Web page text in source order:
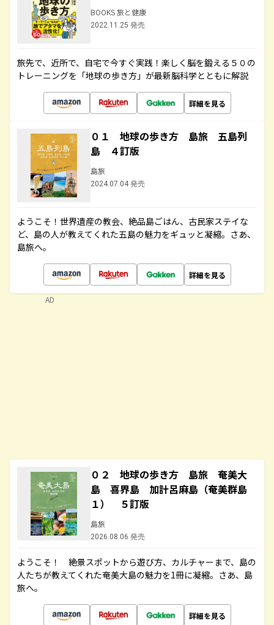
BOOKS 旅と健康
2022.11.25 発売
旅先で、近所で、自宅で今すぐ実践！楽しく脳を鍛える５０の
トレーニングを「地球の歩き方」が最新脳科学とともに解説
詳細を見る
０１ 地球の歩き方 島旅 五島列
島 ４訂版
島旅
2024.07.04 発売
ようこそ！世界遺産の教会、絶品島ごはん、古民家ステイな
ど、島の人が教えてくれた五島の魅力をギュッと凝縮。さあ、
島旅へ。
詳細を見る
０２ 地球の歩き方 島旅 奄美大
島 喜界島 加計呂麻島（奄美群島
１） ５訂版
島旅
2026.08.06 発売
ようこそ！ 絶景スポットから遊び方、カルチャーまで、島の
人たちが教えてくれた奄美大島の魅力を1冊に凝縮。さあ、島
旅へ。
詳細を見る
AD